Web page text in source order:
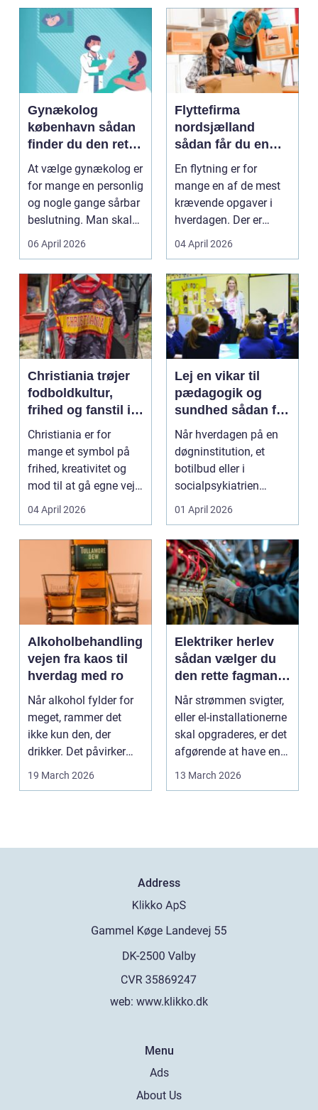
Gynækolog
københavn sådan
finder du den rette
specialist
At vælge gynækolog er
for mange en personlig
og nogle gange sårbar
beslutning. Man skal
både føle si...
06 April 2026
Flyttefirma
nordsjælland
sådan får du en
tryg og effektiv
flytning
En flytning er for
mange en af de mest
krævende opgaver i
hverdagen. Der er
meget at holde styr på,
04 April 2026
Christiania trøjer
fodboldkultur,
frihed og fanstil i
ét
Christiania er for
mange et symbol på
frihed, kreativitet og
mod til at gå egne veje.
Den samme ånd ...
04 April 2026
Lej en vikar til
pædagogik og
sundhed sådan får
du den rette hjælp
Når hverdagen på en
døgninstitution, et
botilbud eller i
socialpsykiatrien
pludselig ændrer sig,
kan...
01 April 2026
Alkoholbehandling
vejen fra kaos til
hverdag med ro
Når alkohol fylder for
meget, rammer det
ikke kun den, der
drikker. Det påvirker
også familie, arbej...
19 March 2026
Elektriker herlev
sådan vælger du
den rette fagmand
til dine el-opgaver
Når strømmen svigter,
eller el-installationerne
skal opgraderes, er det
afgørende at have en
pålidel...
13 March 2026
Address
web: www.klikko.dk
Menu
Ads
About Us